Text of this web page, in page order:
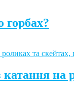
горбах?
на